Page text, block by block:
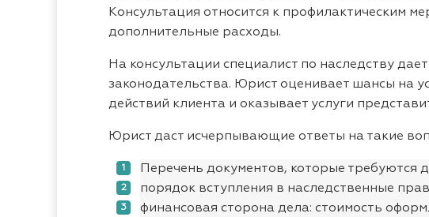
Консультация относится к профилактическим
дополнительные расходы.
На консультации специалист по наследству
законодательства. Юрист оценивает шансы на
действий клиента и оказывает услуги
Юрист даст исчерпывающие ответы на такие
Перечень документов, которые
порядок вступления в наследственные
финансовая сторона дела: стоимость